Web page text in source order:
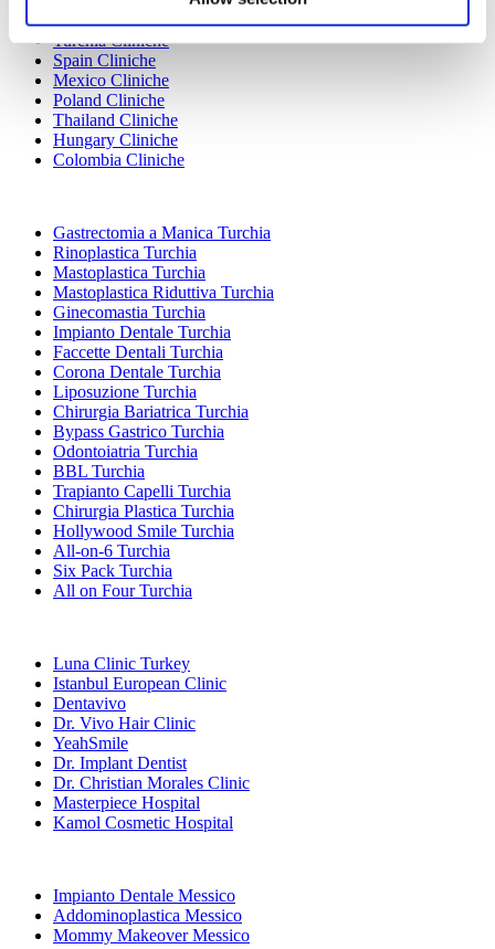
Turchia Cliniche
Spain Cliniche
Mexico Cliniche
Poland Cliniche
Thailand Cliniche
Hungary Cliniche
Colombia Cliniche
Gastrectomia a Manica Turchia
Rinoplastica Turchia
Mastoplastica Turchia
Mastoplastica Riduttiva Turchia
Ginecomastia Turchia
Impianto Dentale Turchia
Faccette Dentali Turchia
Corona Dentale Turchia
Liposuzione Turchia
Chirurgia Bariatrica Turchia
Bypass Gastrico Turchia
Odontoiatria Turchia
BBL Turchia
Trapianto Capelli Turchia
Chirurgia Plastica Turchia
Hollywood Smile Turchia
All-on-6 Turchia
Six Pack Turchia
All on Four Turchia
Luna Clinic Turkey
Istanbul European Clinic
Dentavivo
Dr. Vivo Hair Clinic
YeahSmile
Dr. Implant Dentist
Dr. Christian Morales Clinic
Masterpiece Hospital
Kamol Cosmetic Hospital
Impianto Dentale Messico
Addominoplastica Messico
Mommy Makeover Messico